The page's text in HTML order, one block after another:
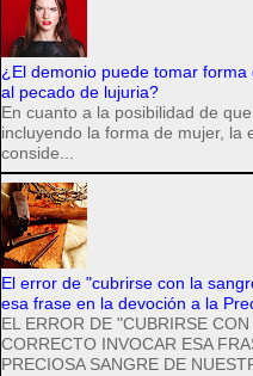
¿El demonio puede tomar
al pecado de lujuria?
En cuanto a la posibilidad de
incluyendo la forma de mujer, la
conside...
El error de "cubrirse con la
esa frase en la devoción a la
EL ERROR DE "CUBRIRSE
CORRECTO INVOCAR ESA
PRECIOSA SANGRE DE